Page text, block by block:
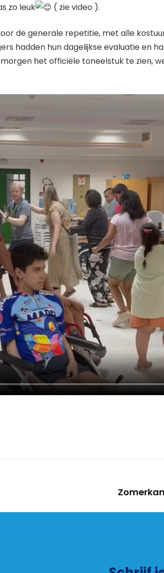
zo leuk
( zie video ).
de generale repetitie, met alle
hadden hun dagelijkse evaluatie en
het officiële toneelstuk te zien,